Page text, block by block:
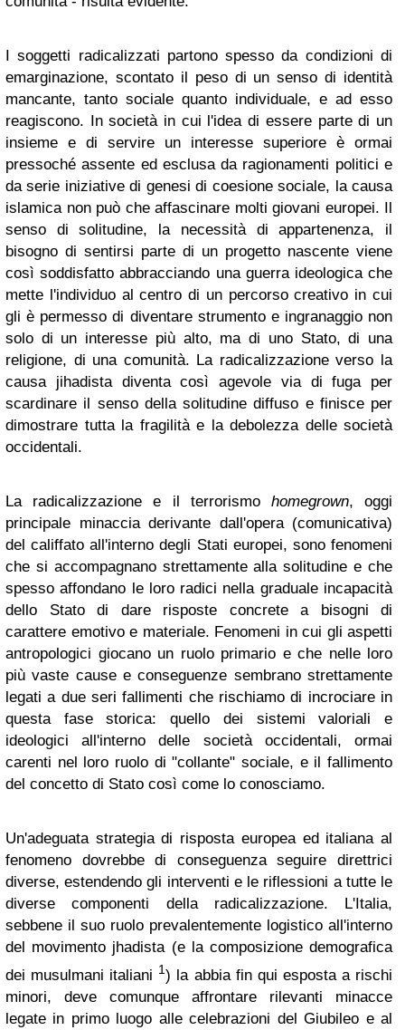
I soggetti radicalizzati partono spesso da condizioni di
emarginazione, scontato il peso di un senso di identità
mancante, tanto sociale quanto individuale, e ad esso
reagiscono. In società in cui l'idea di essere parte di un
insieme e di servire un interesse superiore è ormai
pressoché assente ed esclusa da ragionamenti politici e
da serie iniziative di genesi di coesione sociale, la causa
islamica non può che affascinare molti giovani europei. Il
senso di solitudine, la necessità di appartenenza, il
bisogno di sentirsi parte di un progetto nascente viene
così soddisfatto abbracciando una guerra ideologica che
mette l'individuo al centro di un percorso creativo in cui
gli è permesso di diventare strumento e ingranaggio non
solo di un interesse più alto, ma di uno Stato, di una
religione, di una comunità. La radicalizzazione verso la
causa jihadista diventa così agevole via di fuga per
scardinare il senso della solitudine diffuso e finisce per
dimostrare tutta la fragilità e la debolezza delle società
occidentali.
La radicalizzazione e il terrorismo homegrown, oggi
principale minaccia derivante dall'opera (comunicativa)
del califfato all'interno degli Stati europei, sono fenomeni
che si accompagnano strettamente alla solitudine e che
spesso affondano le loro radici nella graduale incapacità
dello Stato di dare risposte concrete a bisogni di
carattere emotivo e materiale. Fenomeni in cui gli aspetti
antropologici giocano un ruolo primario e che nelle loro
più vaste cause e conseguenze sembrano strettamente
legati a due seri fallimenti che rischiamo di incrociare in
questa fase storica: quello dei sistemi valoriali e
ideologici all'interno delle società occidentali, ormai
carenti nel loro ruolo di "collante" sociale, e il fallimento
del concetto di Stato così come lo conosciamo.
Un'adeguata strategia di risposta europea ed italiana al
fenomeno dovrebbe di conseguenza seguire direttrici
diverse, estendendo gli interventi e le riflessioni a tutte le
diverse componenti della radicalizzazione. L'Italia,
sebbene il suo ruolo prevalentemente logistico all'interno
del movimento jhadista (e la composizione demografica
dei musulmani italiani 1) la abbia fin qui esposta a rischi
minori, deve comunque affrontare rilevanti minacce
legate in primo luogo alle celebrazioni del Giubileo e al